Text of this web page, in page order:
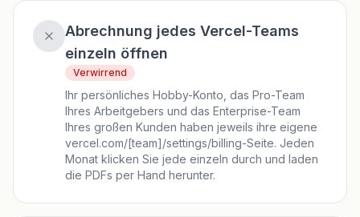
Abrechnung jedes Vercel-Teams
einzeln öffnen
Verwirrend
Ihr persönliches Hobby-Konto, das Pro-Team
Ihres Arbeitgebers und das Enterprise-Team
Ihres großen Kunden haben jeweils ihre eigene
vercel.com/[team]/settings/billing-Seite. Jeden
Monat klicken Sie jede einzeln durch und laden
die PDFs per Hand herunter.